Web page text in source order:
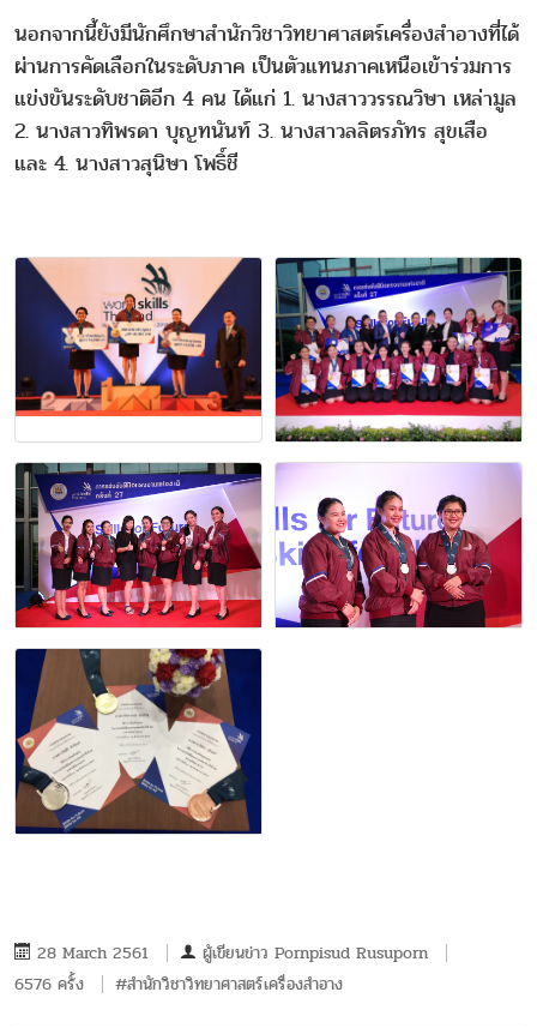
นอกจากนี้ยังมีนักศึกษาสำนักวิชาวิทยาศาสตร์เครื่องสำอางที่ได้
ผ่านการคัดเลือกในระดับภาค เป็นตัวแทนภาคเหนือเข้าร่วมการ
แข่งขันระดับชาติอีก 4 คน ได้แก่ 1. นางสาววรรณวิษา เหล่ามูล
2. นางสาวทิพรดา บุญทนันท์ 3. นางสาวลลิตรภัทร สุขเสือ
และ 4. นางสาวสุนิษา โพธิ์ชี
28 March 2561 ผู้เขียนข่าว Pornpisud Rusuporn
6576 ครั้ง
#สำนักวิชาวิทยาศาสตร์เครื่องสำอาง